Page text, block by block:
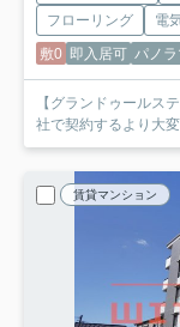
フローリング
電
敷0 即入居可 パノラ
【グランドゥールス
社で契約するより大
賃貸マンション